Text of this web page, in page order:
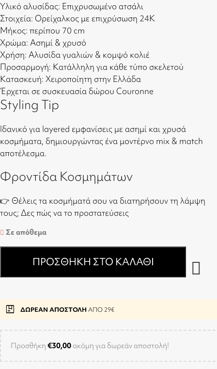
Υλικό αλυσίδας: Επιχρυσωμένο ατσάλι
Στοιχεία: Ορείχαλκος με επιχρύσωση 24Κ
Μήκος: περίπου 70 cm
Χρώμα: Ασημί & χρυσό
Χρήση: Αλυσίδα γυαλιών & κομψό κολιέ
Προσαρμογή: Κατάλληλη για κάθε τύπο σκελετού
Κατασκευή: Χειροποίητη στην Ελλάδα
Έρχεται σε συσκευασία δώρου Couronne
Styling Tip
Ιδανικό για layered εμφανίσεις με ασημί και χρυσά
κοσμήματα, δημιουργώντας ένα μοντέρνο mix & match
αποτέλεσμα.
Φροντίδα Κοσμημάτων
👉 Θέλεις τα κοσμήματά σου να διατηρήσουν τη λάμψη
τους; Δες πώς να το προστατεύσεις
Σε απόθεμα
ΠΡΟΣΘΉΚΗ ΣΤΟ ΚΑΛΆΘΙ
package ΔΩΡΕΑΝ ΑΠΟΣΤΟΛΗ ΑΠΟ 29€
Προσθήκη €30,00 ακόμη για δωρεάν αποστολή!